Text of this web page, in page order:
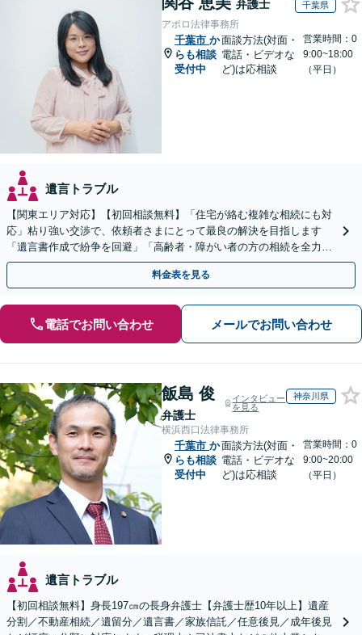
弁護士 千葉県
アポロ法律事務所
千葉市 か
らも相談
受付中
面談方法(対面・
電話・ビデオな
ど)は応相談
営業時間：0
9:00~18:00
（平日）
遺言トラブル
【関東エリア対応】【初回相談無料】「住宅が絡む複雑な相続にも対
応」粘り強い交渉で、依頼者さまにとって最良の解決を目指します
「遺言書作成で紛争を回避」「高齢者・障がい者の方の相続を全力サ
ポート」【全国出張】【完全個室制】【バリアフリー対応】
料金表を見る
電話でお問い合わせ メールでお問い合わせ
飯島 俊
弁護士
インタビュー
を見る
神奈川県
横浜西口法律事務所
千葉市 か
らも相談
受付中
面談方法(対面・
電話・ビデオな
ど)は応相談
営業時間：0
9:00~20:00
（平日）
遺言トラブル
【初回相談無料】身長197㎝の長身弁護士【弁護士歴10年以上】遺産
分割／不動産相続／遺留分／遺言書／家族信託／任意後見／成年後見